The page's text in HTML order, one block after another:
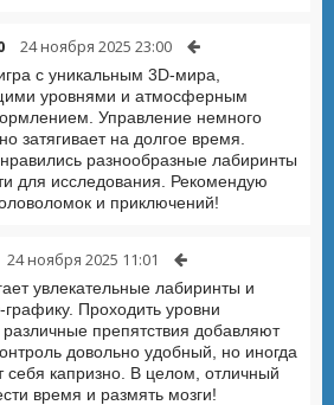
24 ноября 2025 23:00
с уникальным 3D-мира,
уровнями и атмосферным
Управление немного
затягивает на долгое время.
разнообразные лабиринты
для исследования. Рекомендую
и приключений!
24 ноября 2025 11:01
увлекательные лабиринты и
Проходить уровни
препятствия добавляют
довольно удобный, но иногда
себя капризно. В целом, отличный
время и размять мозги!